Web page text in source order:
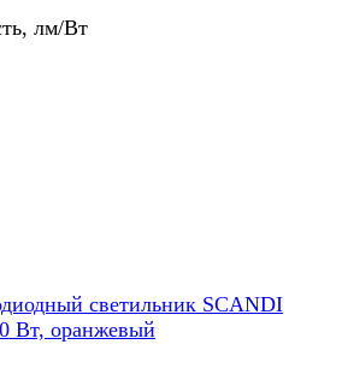
лм/Вт
светильник SCANDI
Вт, оранжевый